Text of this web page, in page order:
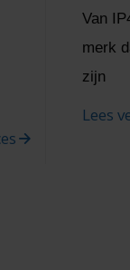
Van
merk
zijn
Lees